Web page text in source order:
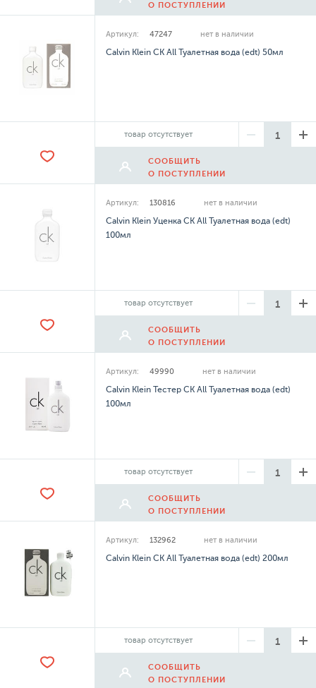
О ПОСТУПЛЕНИИ
Артикул: 47247 нет в наличии
Calvin Klein CK All Туалетная вода (edt) 50мл
товар отсутствует
СООБЩИТЬ
О ПОСТУПЛЕНИИ
Артикул: 130816 нет в наличии
Calvin Klein Уценка CK All Туалетная вода (edt)
100мл
товар отсутствует
СООБЩИТЬ
О ПОСТУПЛЕНИИ
Артикул: 49990 нет в наличии
Calvin Klein Тестер CK All Туалетная вода (edt)
100мл
товар отсутствует
СООБЩИТЬ
О ПОСТУПЛЕНИИ
Артикул: 132962 нет в наличии
Calvin Klein CK All Туалетная вода (edt) 200мл
товар отсутствует
СООБЩИТЬ
О ПОСТУПЛЕНИИ